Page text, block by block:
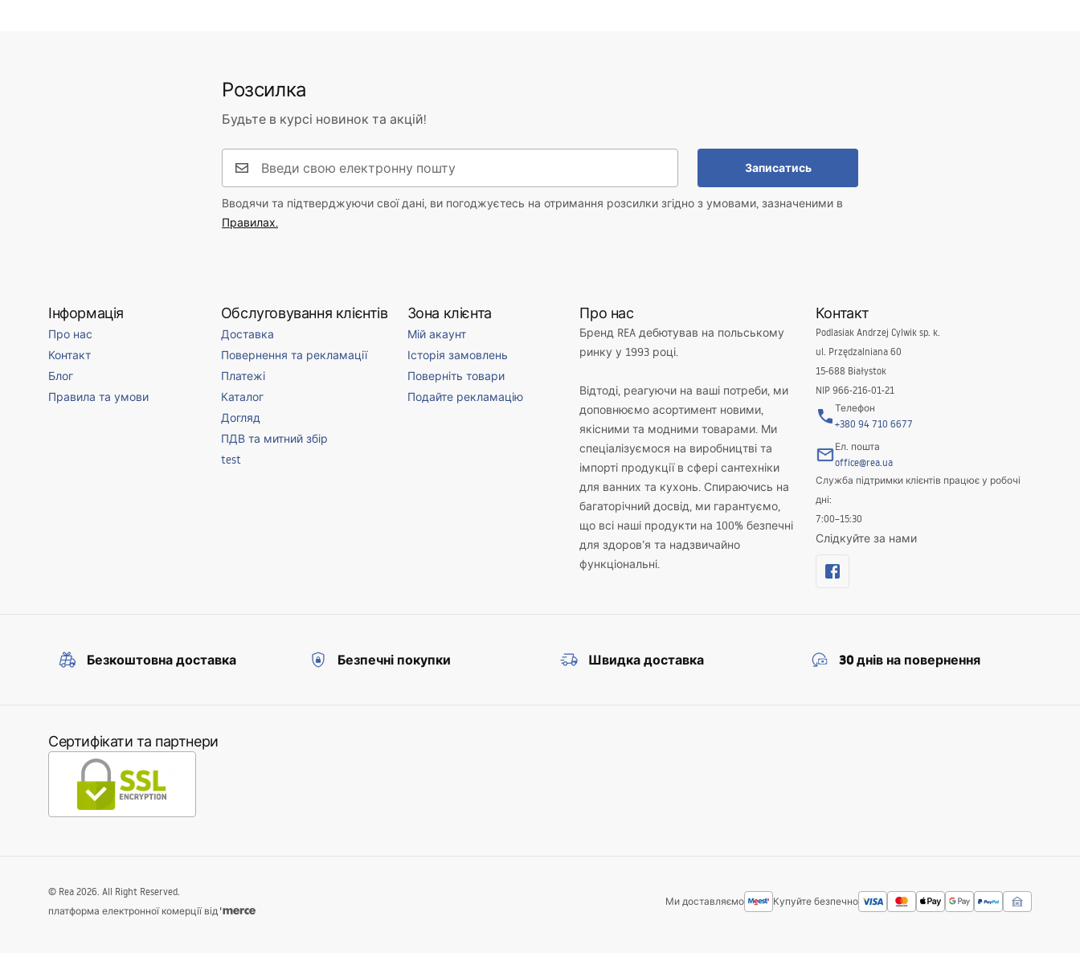
Розсилка
Будьте в курсі новинок та акцій!
Записатись
Вводячи та підтверджуючи свої дані, ви погоджуєтесь на отримання розсилки згідно з умовами, зазначеними в
Правилах.
Інформація
Про нас
Контакт
Блог
Правила та умови
Обслуговування клієнтів
Доставка
Повернення та рекламації
Платежі
Каталог
Догляд
ПДВ та митний збір
test
Зона клієнта
Мій акаунт
Історія замовлень
Поверніть товари
Подайте рекламацію
Про нас
Бренд REA дебютував на польському
ринку у 1993 році.
Відтоді, реагуючи на ваші потреби, ми
доповнюємо асортимент новими,
якісними та модними товарами. Ми
спеціалізуємося на виробництві та
імпорті продукції в сфері сантехніки
для ванних та кухонь. Спираючись на
багаторічний досвід, ми гарантуємо,
що всі наші продукти на 100% безпечні
для здоров’я та надзвичайно
функціональні.
Контакт
Podlasiak Andrzej Cylwik sp. k.
ul. Przędzalniana 60
15-688 Białystok
NIP 966-216-01-21
Телефон
+380 94 710 6677
Ел. пошта
office@rea.ua
Служба підтримки клієнтів працює у робочі
дні:
7:00–15:30
Слідкуйте за нами
Безкоштовна доставка Безпечні покупки Швидка доставка 30 днів на повернення
Сертифікати та партнери
Ми доставляємо Купуйте безпечно
© Rea 2026. All Right Reserved.
платформа електронної комерції від